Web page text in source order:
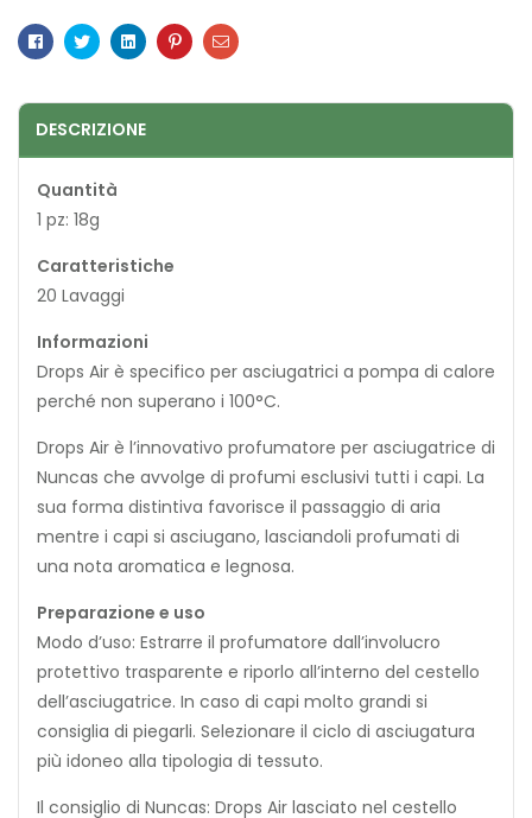
Facebook
TwitterLinkedinPinterestEmail
DESCRIZIONE
Quantità
1 pz: 18g
Caratteristiche
20 Lavaggi
Informazioni
Drops Air è specifico per asciugatrici a pompa di calore
perché non superano i 100°C.
Drops Air è l’innovativo profumatore per asciugatrice di
Nuncas che avvolge di profumi esclusivi tutti i capi. La
sua forma distintiva favorisce il passaggio di aria
mentre i capi si asciugano, lasciandoli profumati di
una nota aromatica e legnosa.
Preparazione e uso
Modo d’uso: Estrarre il profumatore dall’involucro
protettivo trasparente e riporlo all’interno del cestello
dell’asciugatrice. In caso di capi molto grandi si
consiglia di piegarli. Selezionare il ciclo di asciugatura
più idoneo alla tipologia di tessuto.
Il consiglio di Nuncas: Drops Air lasciato nel cestello